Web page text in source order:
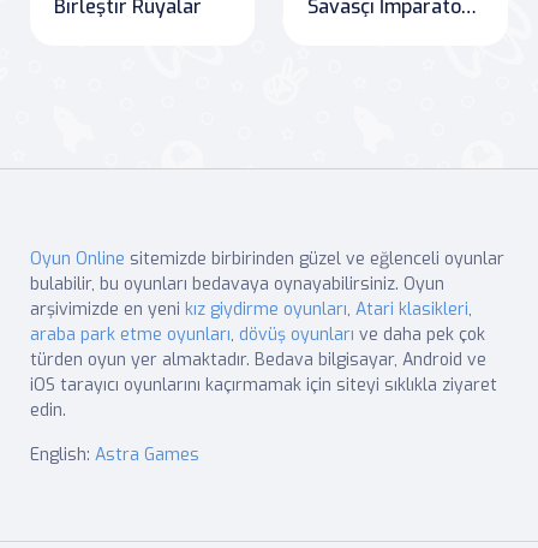
Birleştir Rüyalar Savasçı İmparatorluk: Roma Savaşları
Oyun Online sitemizde birbirinden güzel ve eğlenceli oyunlar
bulabilir, bu oyunları bedavaya oynayabilirsiniz. Oyun
arşivimizde en yeni kız giydirme oyunları, Atari klasikleri,
araba park etme oyunları, dövüş oyunları ve daha pek çok
türden oyun yer almaktadır. Bedava bilgisayar, Android ve
iOS tarayıcı oyunlarını kaçırmamak için siteyi sıklıkla ziyaret
edin.
English: Astra Games